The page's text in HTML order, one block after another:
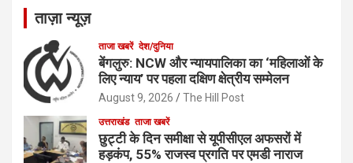
ताज़ा न्यूज़
ताजा खबरें देश/दुनिया
बेंगलुरु: NCW और न्यायपालिका का ‘महिलाओं के
लिए न्याय’ पर पहला दक्षिण क्षेत्रीय सम्मेलन
August 9, 2026 The Hill Post
उत्तराखंड ताजा खबरें
छुट्टी के दिन समीक्षा से यूपीसीएल अफसरों में
हड़कंप, 55% राजस्व प्रगति पर एमडी नाराज